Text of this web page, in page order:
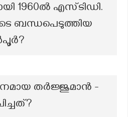
1960ൽ എസ്ടിഡി.
ബന്ധപെടുത്തിയ
തർജ്ജുമാൻ -